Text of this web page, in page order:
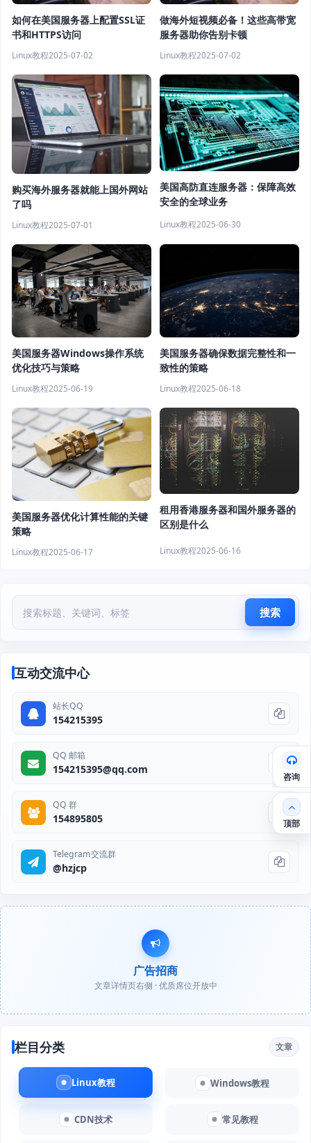
如何在美国服务器上配置SSL证
书和HTTPS访问
Linux教程2025-07-02
做海外短视频必备！这些高带宽
服务器助你告别卡顿
Linux教程2025-07-02
购买海外服务器就能上国外网站
了吗
Linux教程2025-07-01
美国高防直连服务器：保障高效
安全的全球业务
Linux教程2025-06-30
美国服务器Windows操作系统
优化技巧与策略
Linux教程2025-06-19
美国服务器确保数据完整性和一
致性的策略
Linux教程2025-06-18
美国服务器优化计算性能的关键
策略
Linux教程2025-06-17
租用香港服务器和国外服务器的
区别是什么
Linux教程2025-06-16
搜索
互动交流中心
站长QQ
154215395
QQ 邮箱
154215395@qq.com
QQ 群
154895805
Telegram交流群
@hzjcp
广告招商
文章详情页右侧 · 优质席位开放中
栏目分类 文章
Linux教程 Windows教程
CDN技术 常见教程
咨询
顶部